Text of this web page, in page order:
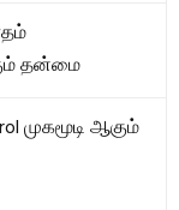
தன்மை
முகமூடி ஆகும்